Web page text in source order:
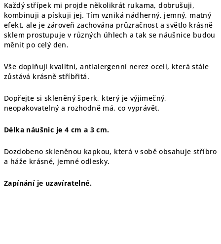
Každý střípek mi projde několikrát rukama, dobrušuji,
kombinuji a pískuji jej. Tím vzniká nádherný, jemný, matný
efekt, ale je zároveň zachována průzračnost a světlo krásně
sklem prostupuje v různých úhlech a tak se náušnice budou
měnit po celý den.
Vše doplňuji kvalitní, antialergenní nerez ocelí, která stále
zůstává krásně stříbřitá.
Dopřejte si skleněný šperk, který je výjimečný,
neopakovatelný a rozhodně má, co vyprávět.
Délka náušnic je 4 cm a 3 cm.
Dozdobeno skleněnou kapkou, která v sobě obsahuje stříbro
a háže krásné, jemné odlesky.
Zapínání je uzavíratelné.